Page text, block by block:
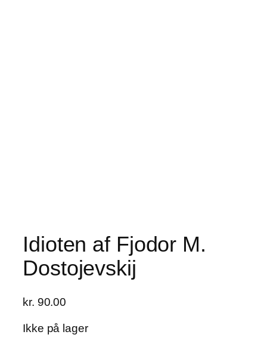
Idioten af Fjodor M.
Dostojevskij
kr. 90.00
Ikke på lager